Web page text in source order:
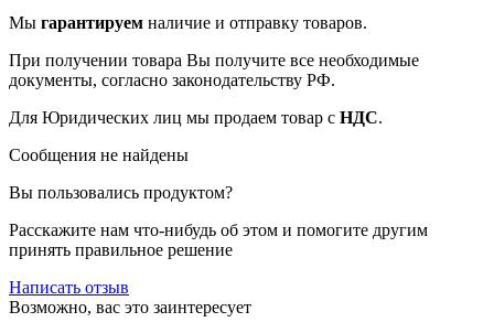
Мы гарантируем наличие и отправку товаров.
При получении товара Вы получите все необходимые
документы, согласно законодательству РФ.
Для Юридических лиц мы продаем товар с НДС.
Сообщения не найдены
Вы пользовались продуктом?
Расскажите нам что-нибудь об этом и помогите другим
принять правильное решение
Написать отзыв
Возможно, вас это заинтересует